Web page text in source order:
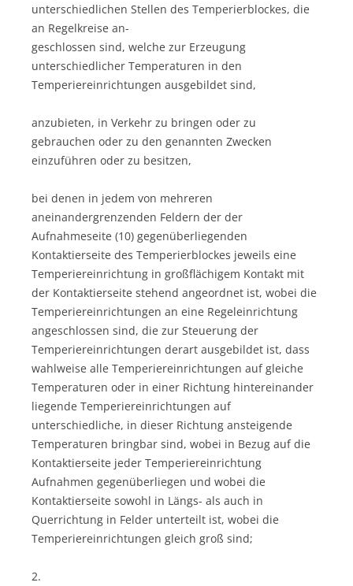
unterschiedlichen Stellen des Temperierblockes, die
an Regelkreise an-
geschlossen sind, welche zur Erzeugung
unterschiedlicher Temperaturen in den
Temperiereinrichtungen ausgebildet sind,
anzubieten, in Verkehr zu bringen oder zu
gebrauchen oder zu den genannten Zwecken
einzuführen oder zu besitzen,
bei denen in jedem von mehreren
aneinandergrenzenden Feldern der der
Aufnahmeseite (10) gegenüberliegenden
Kontaktierseite des Temperierblockes jeweils eine
Temperiereinrichtung in großflächigem Kontakt mit
der Kontaktierseite stehend angeordnet ist, wobei die
Temperiereinrichtungen an eine Regeleinrichtung
angeschlossen sind, die zur Steuerung der
Temperiereinrichtungen derart ausgebildet ist, dass
wahlweise alle Temperiereinrichtungen auf gleiche
Temperaturen oder in einer Richtung hintereinander
liegende Temperiereinrichtungen auf
unterschiedliche, in dieser Richtung ansteigende
Temperaturen bringbar sind, wobei in Bezug auf die
Kontaktierseite jeder Temperiereinrichtung
Aufnahmen gegenüberliegen und wobei die
Kontaktierseite sowohl in Längs- als auch in
Querrichtung in Felder unterteilt ist, wobei die
Temperiereinrichtungen gleich groß sind;
2.